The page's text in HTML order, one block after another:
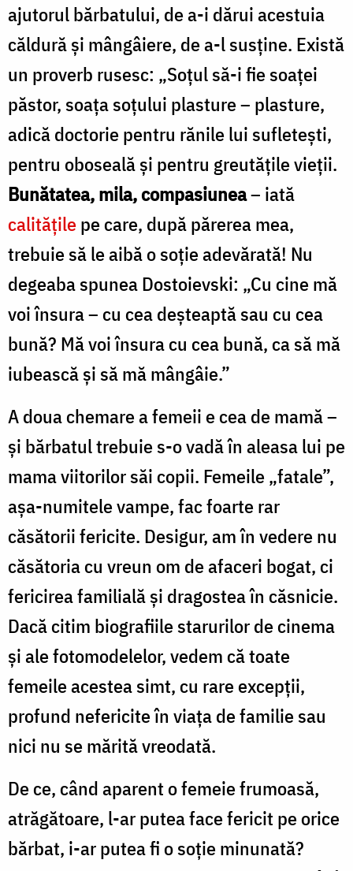
ajutorul bărbatului, de a-i dărui acestuia
căldu­ră şi mângâiere, de a-l susţine. Există
un proverb rusesc: „Soţul să-i fie soaţei
păstor, soaţa soţului plasture – plasture,
adică doc­torie pentru rănile lui sufleteşti,
pentru oboseală şi pentru greutăţile vieţii.
Bunătatea, mila, compa­siunea– iată
calităţilepe care, după părerea mea,
trebuie să le aibă o soţie adevărată! Nu
degeaba spunea Dostoievski: „Cu cine mă
voi însura – cu cea deşteaptă sau cu cea
bună? Mă voi însura cu cea bună, ca să mă
iubească şi să mă mângâie.”
A doua chemare a femeii e cea de mamă –
şi bărbatul trebuie s-o vadă în aleasa lui pe
mama viitorilor săi copii. Femeile „fatale”,
aşa-numitele vampe, fac foarte rar
căsătorii fericite. Desigur, am în vede­re nu
căsătoria cu vreun om de afaceri bogat, ci
fericirea familială şi dragostea în căsnicie.
Dacă citim biografiile starurilor de cinema
şi ale fotomodelelor, vedem că toate
femeile acestea simt, cu rare excepţii,
profund nefericite în viaţa de fami­lie sau
nici nu se mărită vreodată.
De ce, când aparent o femeie frumoasă,
atrăgătoare, l-ar putea face fericit pe orice
bărbat, i-ar putea fi o soţie minunată?